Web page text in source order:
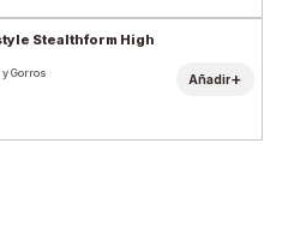
Stealthform High
Gorros Añadir+